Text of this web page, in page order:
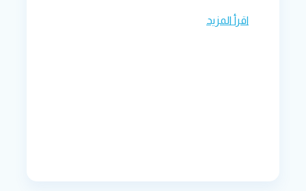
اقرأ المزيد